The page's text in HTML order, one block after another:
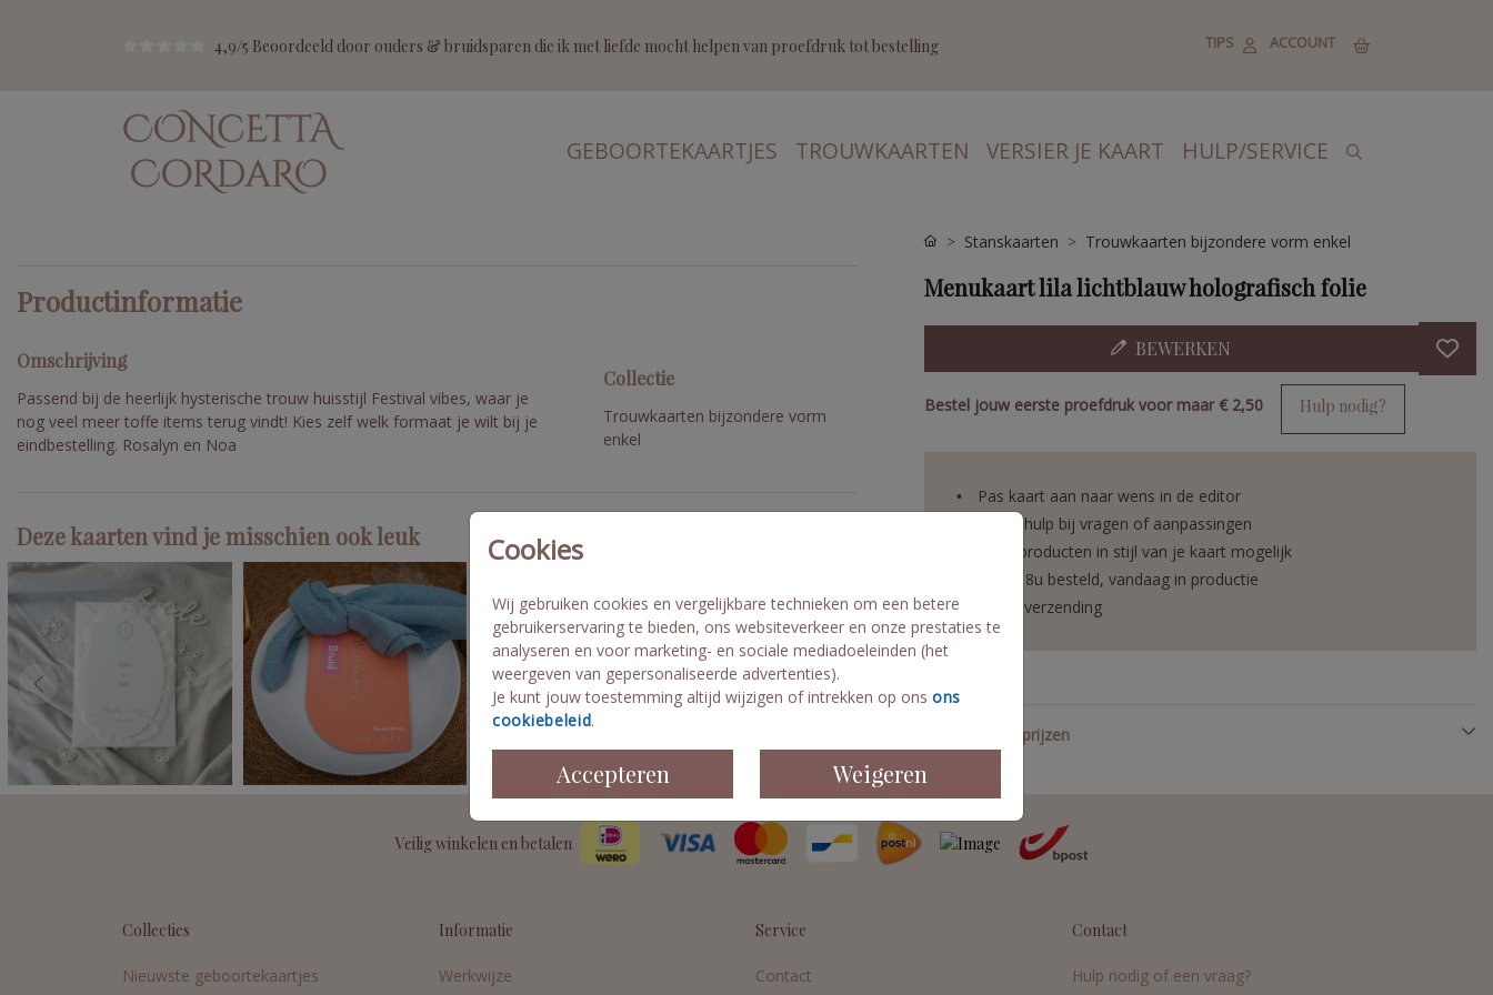
4,9/5 Beoordeeld door ouders & bruidsparen die ik met liefde mocht helpen van proefdruk tot bestelling TIPS ACCOUNT
GEBOORTEKAARTJES TROUWKAARTEN VERSIER JE KAART HULP/SERVICE
Cookies
Wij gebruiken cookies en vergelijkbare technieken om een betere
gebruikerservaring te bieden, ons websiteverkeer en onze prestaties te
analyseren en voor marketing- en sociale mediadoeleinden (het
weergeven van gepersonaliseerde advertenties).
Je kunt jouw toestemming altijd wijzigen of intrekken op ons ons
cookiebeleid.
Accepteren Weigeren
Productinformatie
Omschrijving
Passend bij de heerlijk hysterische trouw huisstijl Festival vibes, waar je
nog veel meer toffe items terug vindt! Kies zelf welk formaat je wilt bij je
eindbestelling. Rosalyn en Noa
Collectie
Trouwkaarten bijzondere vorm
enkel
Deze kaarten vind je misschien ook leuk
Stanskaarten Trouwkaarten bijzondere vorm enkel
Menukaart lila lichtblauw holografisch folie
BEWERKEN
Bestel jouw eerste proefdruk voor maar € 2,50 Hulp nodig?
Pas kaart aan naar wens in de editor
Gratis hulp bij vragen of aanpassingen
Extra producten in stijl van je kaart mogelijk
Voor 18u besteld, vandaag in productie
Snelle verzending
Formaten en prijzen
Veilig winkelen en betalen
Collecties
Nieuwste geboortekaartjes
Informatie
Werkwijze
Service
Contact
Contact
Hulp nodig of een vraag?